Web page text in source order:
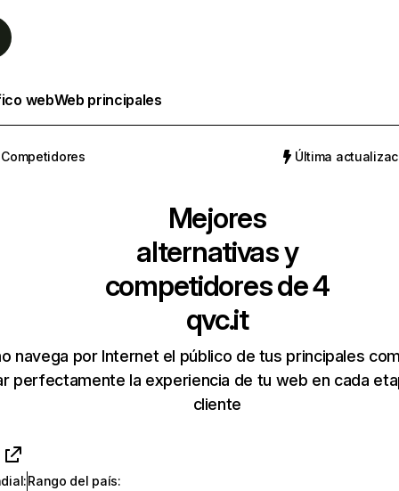
webWeb principales
Competidores Última
Mejores
alternativas y
competidores de 4
qvc.it
navega por Internet el público de tus principales
perfectamente la experiencia de tu web en cada
cliente
:Rango del país: